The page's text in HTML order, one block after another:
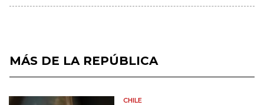
MÁS DE LA REPÚBLICA
CHILE